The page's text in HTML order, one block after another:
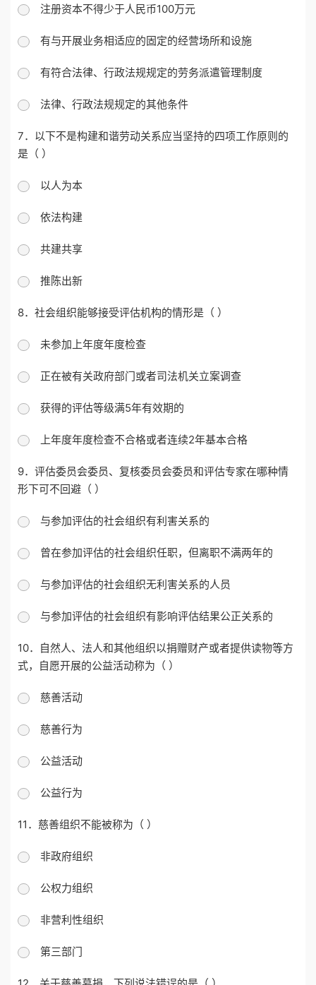
注册资本不得少于人民币100万元
有与开展业务相适应的固定的经营场所和设施
有符合法律、行政法规规定的劳务派遣管理制度
法律、行政法规规定的其他条件
7．以下不是构建和谐劳动关系应当坚持的四项工作原则的
是（ ）
以人为本
依法构建
共建共享
推陈出新
8．社会组织能够接受评估机构的情形是（ ）
未参加上年度年度检查
正在被有关政府部门或者司法机关立案调查
获得的评估等级满5年有效期的
上年度年度检查不合格或者连续2年基本合格
9．评估委员会委员、复核委员会委员和评估专家在哪种情
形下可不回避（ ）
与参加评估的社会组织有利害关系的
曾在参加评估的社会组织任职，但离职不满两年的
与参加评估的社会组织无利害关系的人员
与参加评估的社会组织有影响评估结果公正关系的
10．自然人、法人和其他组织以捐赠财产或者提供读物等方
式，自愿开展的公益活动称为（ ）
慈善活动
慈善行为
公益活动
公益行为
11．慈善组织不能被称为（ ）
非政府组织
公权力组织
非营利性组织
第三部门